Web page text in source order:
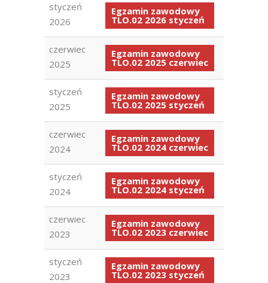
styczeń
2026
Egzamin zawodowy
TLO.02 2026 styczeń
czerwiec
2025
Egzamin zawodowy
TLO.02 2025 czerwiec
styczeń
2025
Egzamin zawodowy
TLO.02 2025 styczeń
czerwiec
2024
Egzamin zawodowy
TLO.02 2024 czerwiec
styczeń
2024
Egzamin zawodowy
TLO.02 2024 styczeń
czerwiec
2023
Egzamin zawodowy
TLO.02 2023 czerwiec
styczeń
2023
Egzamin zawodowy
TLO.02 2023 styczeń